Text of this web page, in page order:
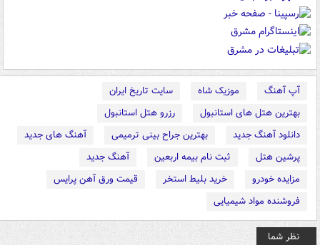
آپ آهنگ موزیک شاه
سایت تاریخ ایران
بهترین هتل های استانبول
رزرو هتل استانبول
دانلود آهنگ جدید
بهترین جراح بینی ترمیمی
آهنگ های جدید
پرشین هتل
ثبت نام بیمه اربعین
آهنگ جدید
مزایده خودرو
خرید بلیط استخر
قیمت ورق آهن پرایس
فروشنده مواد شیمیایی
نظر شما